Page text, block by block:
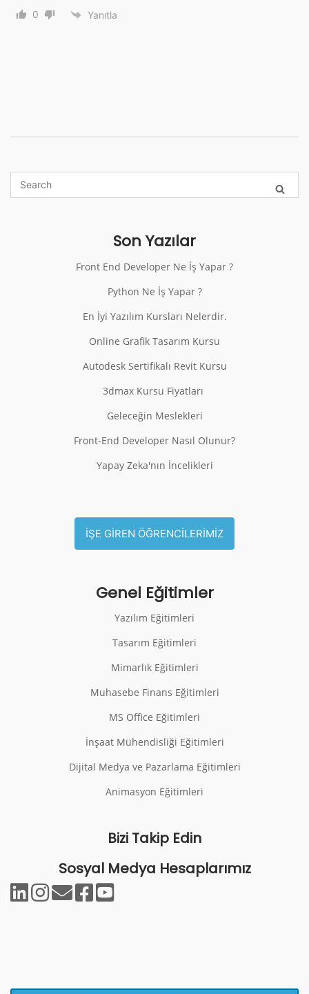
0 Yanıtla
Son Yazılar
Front End Developer Ne İş Yapar ?
Python Ne İş Yapar ?
En İyi Yazılım Kursları Nelerdir.
Online Grafik Tasarım Kursu
Autodesk Sertifikalı Revit Kursu
3dmax Kursu Fiyatları
Geleceğin Meslekleri
Front-End Developer Nasıl Olunur?
Yapay Zeka'nın İncelikleri
İŞE GİREN ÖĞRENCİLERİMİZ
Genel Eğitimler
Yazılım Eğitimleri
Tasarım Eğitimleri
Mimarlık Eğitimleri
Muhasebe Finans Eğitimleri
MS Office Eğitimleri
İnşaat Mühendisliği Eğitimleri
Dijital Medya ve Pazarlama Eğitimleri
Animasyon Eğitimleri
Bizi Takip Edin
Sosyal Medya Hesaplarımız